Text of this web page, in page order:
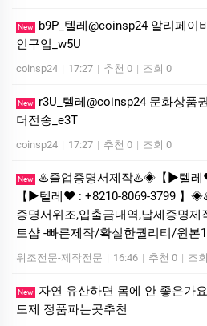
New
b9P_텔레@coinsp24 알리페이
인구입_w5U
coinsp24 | 17:27 | 추천 0 | 조회 0
New
r3U_텔레@coinsp24 문화상품
더전송_e3T
coinsp24 | 17:27 | 추천 0 | 조회 0
New
♨️졸업증명서제작♨️◈【▶텔레
【▶텔레♥ : +8210-8069-3799 】
증명서위조,입출금내역,납세증명
토샵 -빠른제작/확실한퀄리티/원본
위조전문-제작전문 | 16:46 | 추천 0 | 조
New
자연 유산하면 몸에 안 좋은가
도제 정품파는곳추천